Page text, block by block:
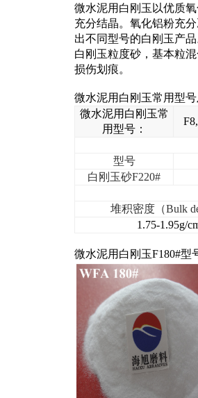
微水泥用白刚玉 以优质
充分结晶。氧化铝粉充
出不同型号的白刚玉产
白刚玉粒度砂，基本粒
损伤划痕。
微水泥用白刚玉常用型
微水泥用白刚玉常
用型号：
型号
白刚玉砂F220#
堆积密度（Bulk
1.75-1.95g/
微水泥用白刚玉F180#型